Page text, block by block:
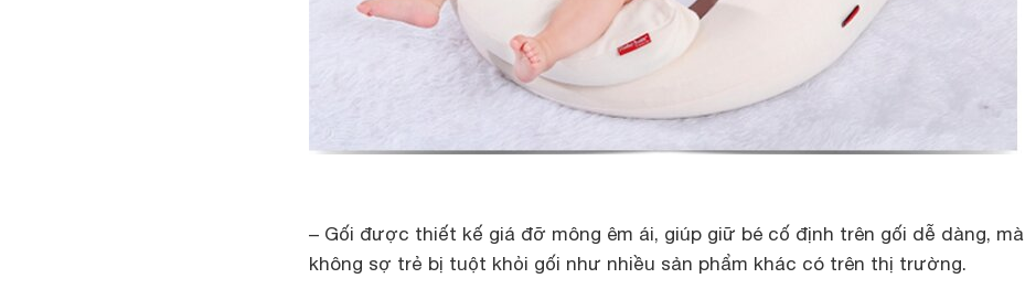
– Gối được thiết kế giá đỡ mông êm ái, giúp giữ bé cố định trên gối dễ dàng, mà
không sợ trẻ bị tuột khỏi gối như nhiều sản phẩm khác có trên thị trường.